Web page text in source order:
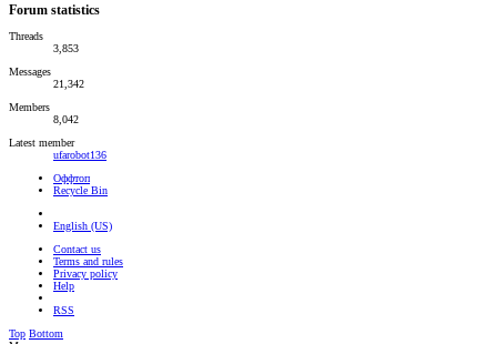
Forum statistics
Threads
3,853
Messages
21,342
Members
8,042
Latest member
ufarobot136
Оффтоп
Recycle Bin
English (US)
Contact us
Terms and rules
Privacy policy
Help
RSS
Top Bottom